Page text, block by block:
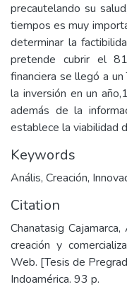
precautelando su
tiempos es muy
determinar la
pretende cubrir el
financiera se llegó a
la inversión en un
además de la
establece la viabilidad
Keywords
Anális, Creación,
Citation
Chanatasig
creación y
Web. [Tesis de
Indoamérica. 93 p.